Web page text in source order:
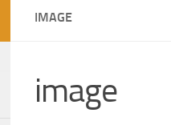
IMAGE
image